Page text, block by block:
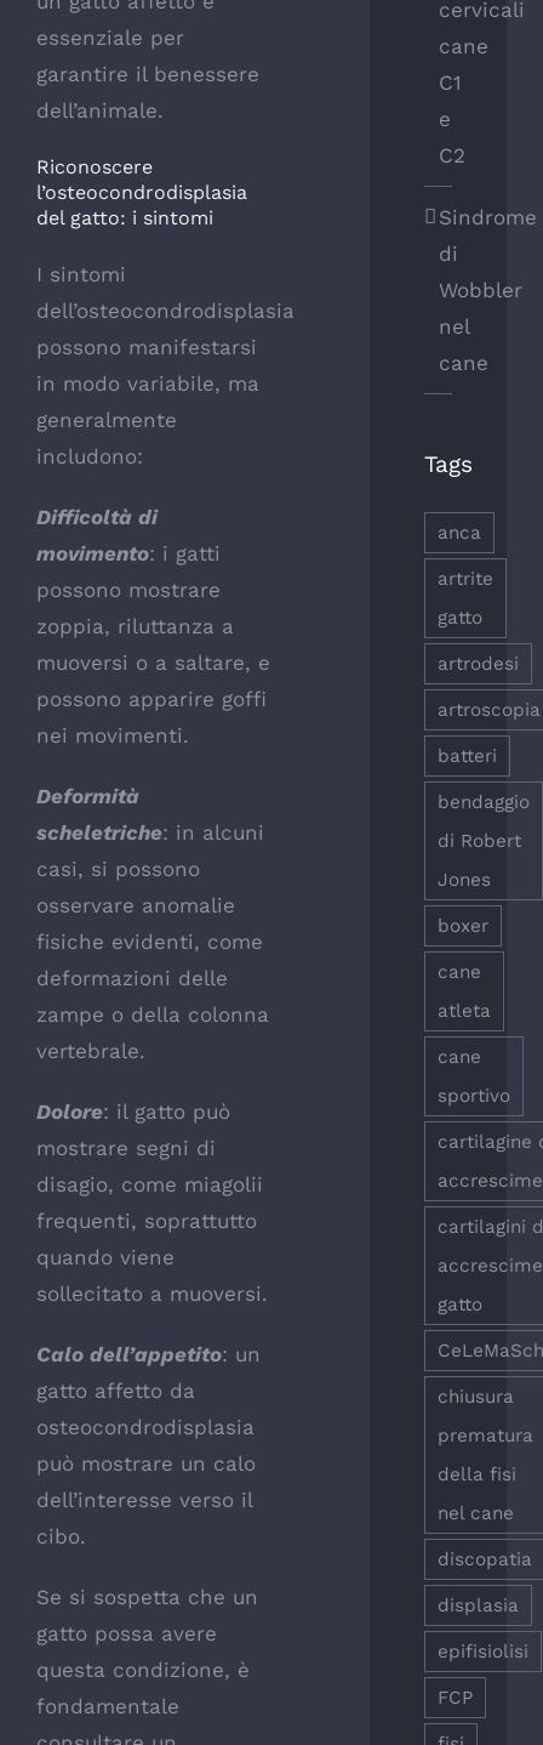
essenziale per
garantire il benessere
dell’animale.
Riconoscere
l’osteocondrodisplasia
del gatto: i sintomi
I sintomi
dell’osteocondrodisplasia
possono manifestarsi
in modo variabile, ma
generalmente
includono:
Difficoltà di
movimento: i gatti
possono mostrare
zoppia, riluttanza a
muoversi o a saltare, e
possono apparire goffi
nei movimenti.
Deformità
scheletriche: in alcuni
casi, si possono
osservare anomalie
fisiche evidenti, come
deformazioni delle
zampe o della colonna
vertebrale.
Dolore: il gatto può
mostrare segni di
disagio, come miagolii
frequenti, soprattutto
quando viene
sollecitato a muoversi.
Calo dell’appetito: un
gatto affetto da
osteocondrodisplasia
può mostrare un calo
dell’interesse verso il
cibo.
Se si sospetta che un
gatto possa avere
questa condizione, è
fondamentale
cervicali
cane
C1
e
C2
Sindrome
di
Wobbler
nel
cane
Tags
anca
artrite
gatto
artrodesi
artroscopia
batteri
bendaggio
di Robert
Jones
boxer
cane
atleta
cane
sportivo
cartilagine
cartilagini
gatto
chiusura
prematura
della fisi
nel cane
discopatia
displasia
epifisiolisi
FCP